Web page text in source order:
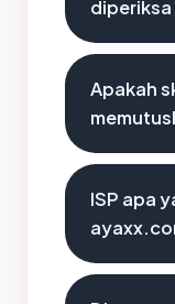
diperiksa
Apakah
ISP apa